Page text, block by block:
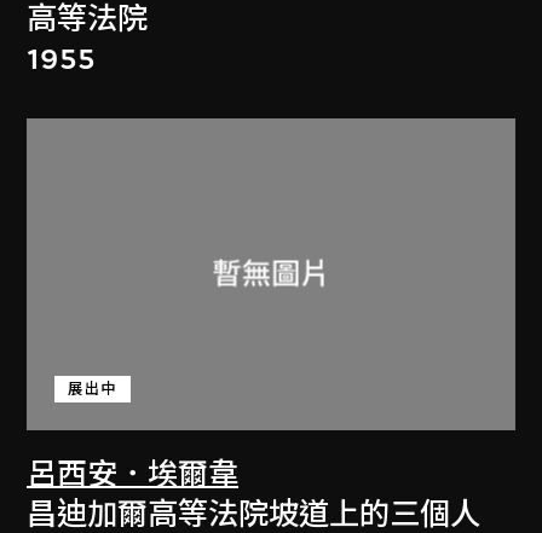
高等法院
1955
呂西安．埃爾韋
展出中
昌迪加爾高等法院坡道上的三個人